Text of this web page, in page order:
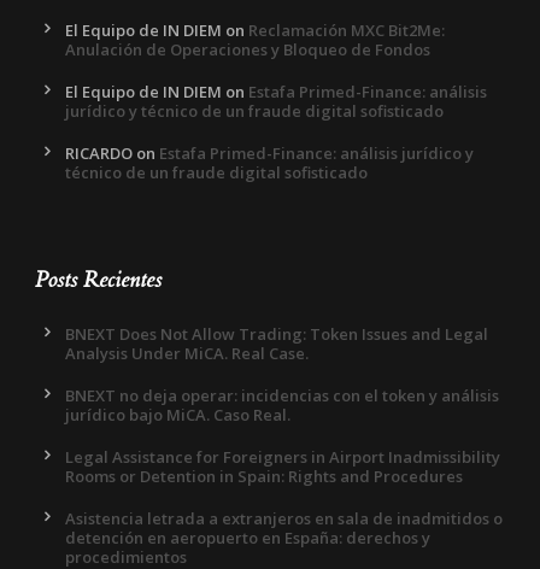
El Equipo de IN DIEM on Reclamación MXC Bit2Me:
Anulación de Operaciones y Bloqueo de Fondos
El Equipo de IN DIEM on Estafa Primed-Finance: análisis
jurídico y técnico de un fraude digital sofisticado
RICARDO on Estafa Primed-Finance: análisis jurídico y
técnico de un fraude digital sofisticado
Posts Recientes
BNEXT Does Not Allow Trading: Token Issues and Legal
Analysis Under MiCA. Real Case.
BNEXT no deja operar: incidencias con el token y análisis
jurídico bajo MiCA. Caso Real.
Legal Assistance for Foreigners in Airport Inadmissibility
Rooms or Detention in Spain: Rights and Procedures
Asistencia letrada a extranjeros en sala de inadmitidos o
detención en aeropuerto en España: derechos y
procedimientos